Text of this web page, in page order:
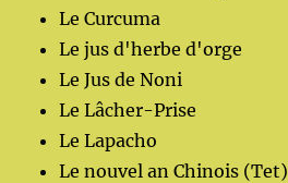
Le Curcuma
Le jus d'herbe d'orge
Le Jus de Noni
Le Lâcher-Prise
Le Lapacho
Le nouvel an Chinois (Tet)